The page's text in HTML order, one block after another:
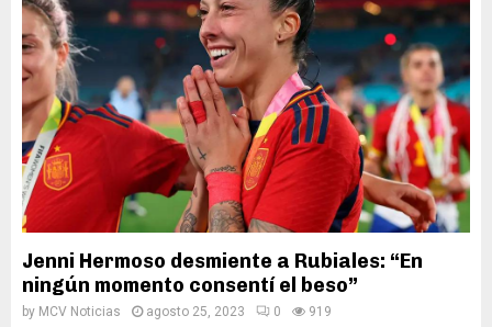
Jenni Hermoso desmiente a Rubiales: “En
ningún momento consentí el beso”
by MCV Noticias agosto 25, 2023 0 919